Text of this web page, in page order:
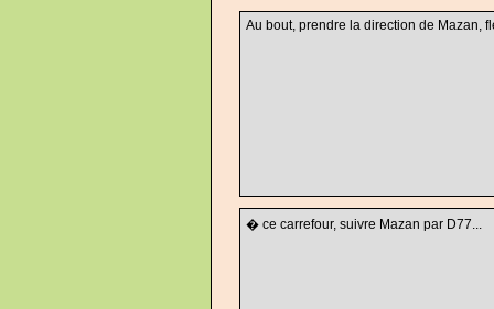
Au bout, prendre la direction de Mazan,
� ce carrefour, suivre Mazan par D77...